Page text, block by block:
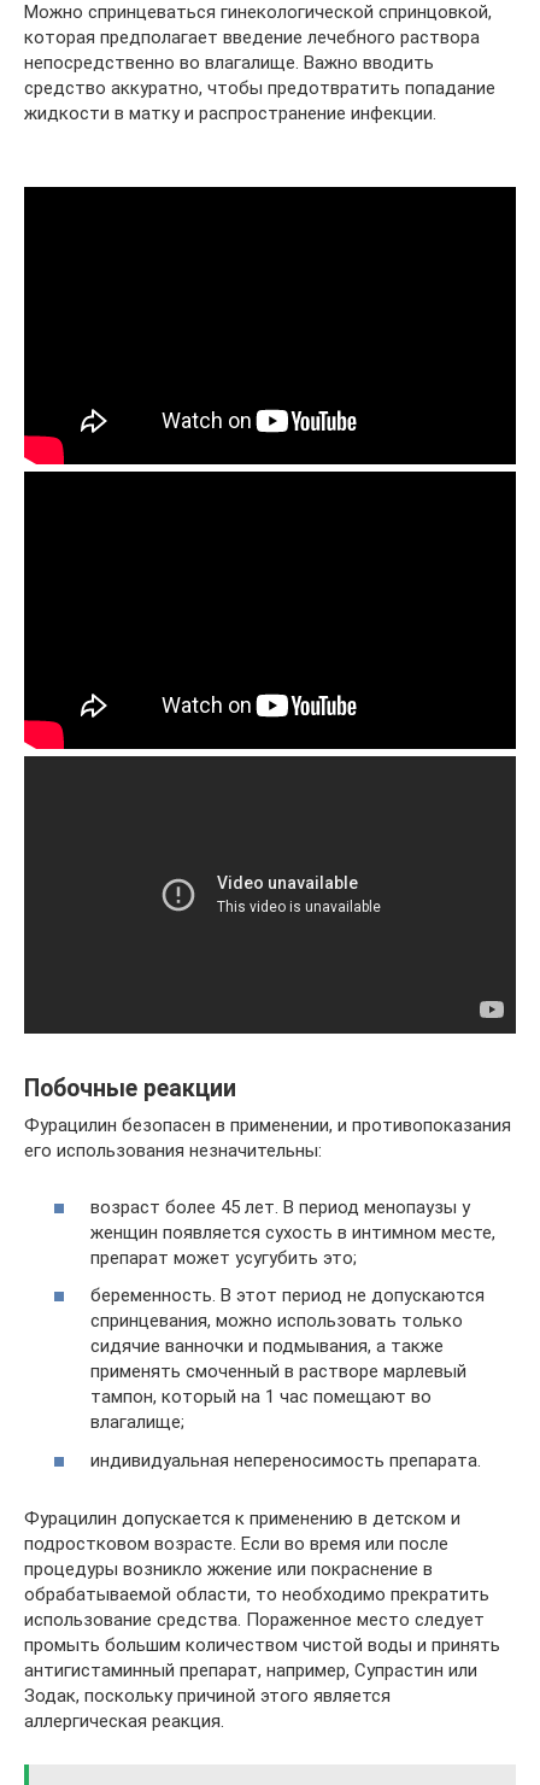
Можно спринцеваться гинекологической спринцовкой,
которая предполагает введение лечебного раствора
непосредственно во влагалище. Важно вводить
средство аккуратно, чтобы предотвратить попадание
жидкости в матку и распространение инфекции.
Побочные реакции
Фурацилин безопасен в применении, и противопоказания
его использования незначительны:
возраст более 45 лет. В период менопаузы у
женщин появляется сухость в интимном месте,
препарат может усугубить это;
беременность. В этот период не допускаются
спринцевания, можно использовать только
сидячие ванночки и подмывания, а также
применять смоченный в растворе марлевый
тампон, который на 1 час помещают во
влагалище;
индивидуальная непереносимость препарата.
Фурацилин допускается к применению в детском и
подростковом возрасте. Если во время или после
процедуры возникло жжение или покраснение в
обрабатываемой области, то необходимо прекратить
использование средства. Пораженное место следует
промыть большим количеством чистой воды и принять
антигистаминный препарат, например, Супрастин или
Зодак, поскольку причиной этого является
аллергическая реакция.